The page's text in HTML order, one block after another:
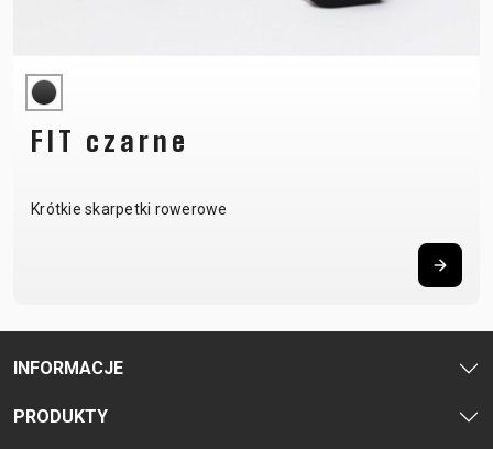
FIT czarne
Krótkie skarpetki rowerowe
INFORMACJE
PRODUKTY